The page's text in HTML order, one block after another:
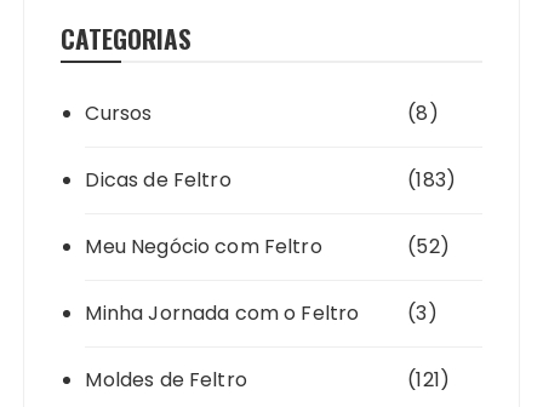
CATEGORIAS
Cursos (8)
Dicas de Feltro (183)
Meu Negócio com Feltro (52)
Minha Jornada com o Feltro (3)
Moldes de Feltro (121)